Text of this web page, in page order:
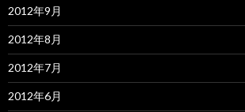
2012年9月
2012年8月
2012年7月
2012年6月